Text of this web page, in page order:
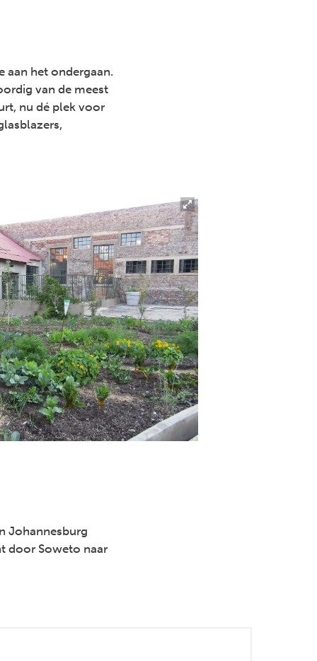
aan het ondergaan.
van de meest
nu dé plek voor
Johannesburg
door Soweto naar